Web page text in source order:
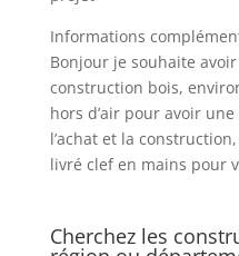
Informations
Bonjour je souhaite
construction bois,
hors d’air pour avoir
l’achat et la
livré clef en mains pour
Cherchez les